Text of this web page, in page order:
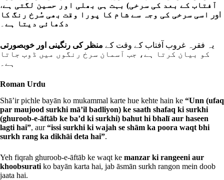
آفتاب کے بعد کی سرخی) بہت ہی بھلی اور حسین لگتی ہے،
اور
اسی سرخی کی وجہ سے شام کا پورا وقت بھی سُرخ رنگ کا
دکھائی دیتا ہے
یہ فقرہ غروب آفتاب کے وقت کے منظر کی رنگینی اور خوبصورتی
کو بیان کرتا ہے، جب آسمان سرخ رنگوں میں ڈوب جاتا
ہے۔
Roman Urdu
Shā’ir pichle bayān ko mukammal karte hue kehte hain ke “Unn (ufaq
par maujood surkhi mā’il badliyon) ke saath shafaq ki surkhi
(ghuroob-e-āftāb ke ba’d ki surkhi) bahut hi bhalī aur haseen
lagti hai”, aur“issi surkhi ki wajah se shām ka poora waqt bhi
surkh rang ka dikhāi deta hai”.
Yeh fiqrah ghuroob-e-āftāb ke waqt ke manzar ki rangeeni aur
khoobsurati ko bayān karta hai, jab āsmān surkh rangon mein doob
jaata hai.